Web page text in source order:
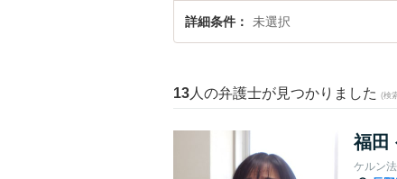
詳細条件 未選択
13 人の弁護士が見つかりました (検
福田
ケルン